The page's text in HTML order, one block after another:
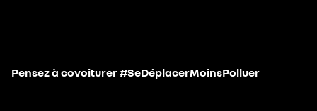
Pensez à covoiturer #SeDéplacerMoinsPolluer